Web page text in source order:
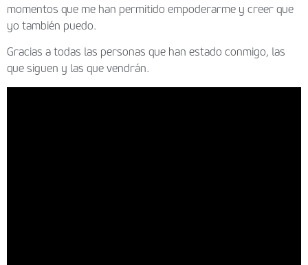
momentos que me han permitido empoderarme y creer que
yo también puedo.
Gracias a todas las personas que han estado conmigo, las
que siguen y las que vendrán.